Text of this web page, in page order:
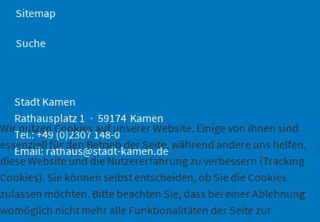
Sitemap
Suche
Stadt Kamen
Rathausplatz 1
59174 Kamen
Tel.: +49 (0)2307 148-0
Email:rathaus@stadt-kamen.de
Wir nutzen Cookies auf unserer Website. Einige von ihnen sind
essenziell für den Betrieb der Seite, während andere uns helfen,
diese Website und die Nutzererfahrung zu verbessern (Tracking
Cookies). Sie können selbst entscheiden, ob Sie die Cookies
zulassen möchten. Bitte beachten Sie, dass bei einer Ablehnung
womöglich nicht mehr alle Funktionalitäten der Seite zur